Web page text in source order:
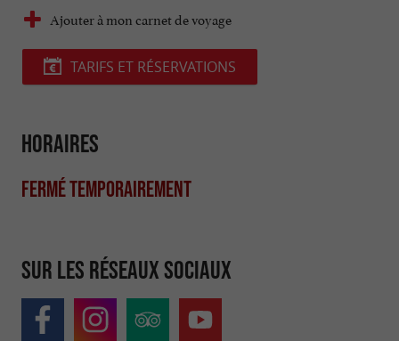
Ajouter à mon carnet de voyage
TARIFS ET RÉSERVATIONS
Horaires
Fermé temporairement
Sur les réseaux sociaux